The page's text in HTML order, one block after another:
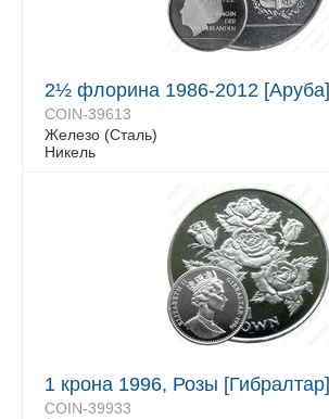
2½ флорина 1986-2012 [Аруба]
COIN-39613
Железо (Сталь)
Никель
1 крона 1996, Розы [Гибралтар]
COIN-39933